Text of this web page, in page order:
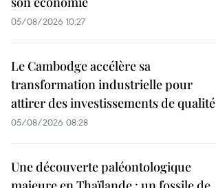
05/08/2026 10:27
Le Cambodge accélère sa
transformation industrielle pour
attirer des investissements de qualité
05/08/2026 08:28
Une découverte paléontologique